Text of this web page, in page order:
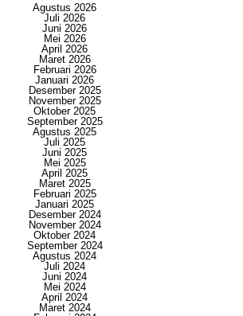
Agustus 2026
Juli 2026
Juni 2026
Mei 2026
April 2026
Maret 2026
Februari 2026
Januari 2026
Desember 2025
November 2025
Oktober 2025
September 2025
Agustus 2025
Juli 2025
Juni 2025
Mei 2025
April 2025
Maret 2025
Februari 2025
Januari 2025
Desember 2024
November 2024
Oktober 2024
September 2024
Agustus 2024
Juli 2024
Juni 2024
Mei 2024
April 2024
Maret 2024